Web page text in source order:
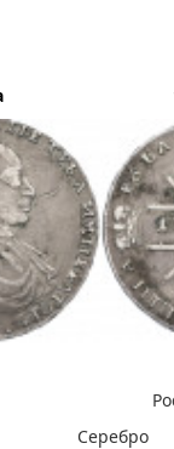
Серебро